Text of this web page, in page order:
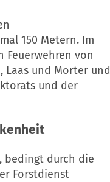
150 Metern. Im
Feuerwehren von
Laas und Morter und
und der
bedingt durch die
Forstdienst